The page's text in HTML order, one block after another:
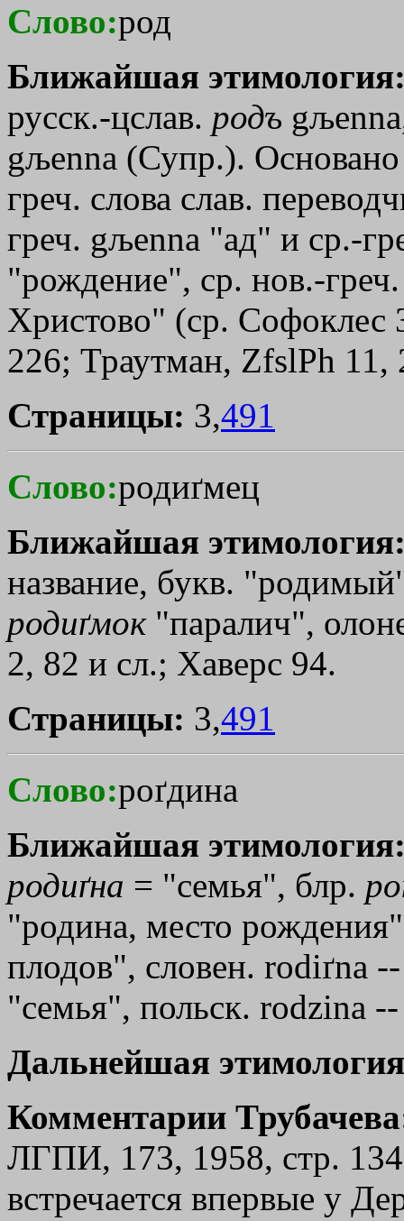
Слово:род
Ближайшая
русск.-цслав. родъ gљenna
gљenna (Супр.).
греч. слова слав.
греч. gљenna "ад" и ср.-
"рождение", ср. нов.-
Христово" (ср.
226; Траутман, ZfslPh 11,
Страницы: 3,491
Слово:родиґмец
Ближайшая
название, букв.
родиґмок"паралич",
2, 82 и сл.; Хаверс 94.
Страницы: 3,491
Слово:роґдина
Ближайшая
родиґна = "семья", блр.
"родина, место
плодов", словен. rodiґna
"семья", польск. rodzina
Дальнейшая
Комментарии
ЛГПИ, 173, 1958, стр.
встречается впервые у